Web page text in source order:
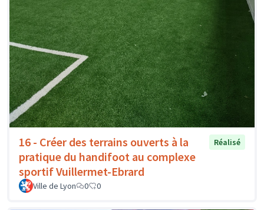
16 - Créer des terrains ouverts à la
pratique du handifoot au complexe
sportif Vuillermet-Ebrard
Réalisé
Ville de Lyon 0 0